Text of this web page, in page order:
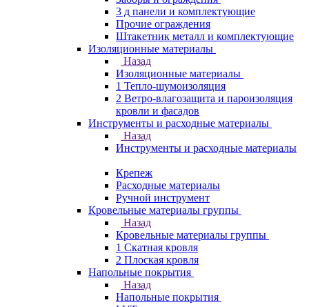
3 д панели и комплектующие
Прочие ограждения
Штакетник металл и комплектующие
Изоляционные материалы
Назад
Изоляционные материалы
1 Тепло-шумоизоляция
2 Ветро-влагозащита и пароизоляция
кровли и фасадов
Инструменты и расходные материалы
Назад
Инструменты и расходные материалы
Крепеж
Расходные материалы
Ручной инструмент
Кровельные материалы группы
Назад
Кровельные материалы группы
1 Скатная кровля
2 Плоская кровля
Напольные покрытия
Назад
Напольные покрытия